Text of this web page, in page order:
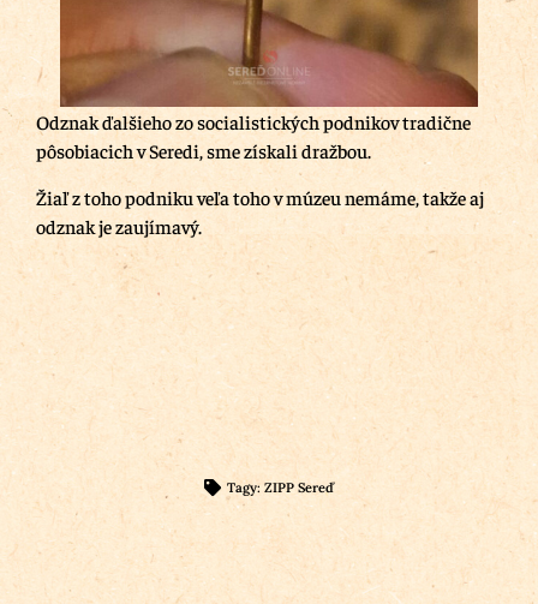
Odznak ďalšieho zo socialistických podnikov tradične
pôsobiacich v Seredi, sme získali dražbou.
Žiaľ z toho podniku veľa toho v múzeu nemáme, takže aj
odznak je zaujímavý.
Tagy: ZIPP Sereď